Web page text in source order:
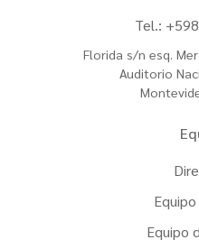
Tel.:
Florida s/n esq.
Auditorio
Equipo